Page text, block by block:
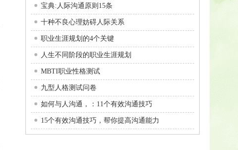
宝典:人际沟通原则15条
十种不良心理妨碍人际关系
职业生涯规划的4个关键
人生不同阶段的职业生涯规划
MBTI职业性格测试
九型人格测试问卷
如何与人沟通，：11个有效沟通技巧
15个有效沟通技巧，帮你提高沟通能力